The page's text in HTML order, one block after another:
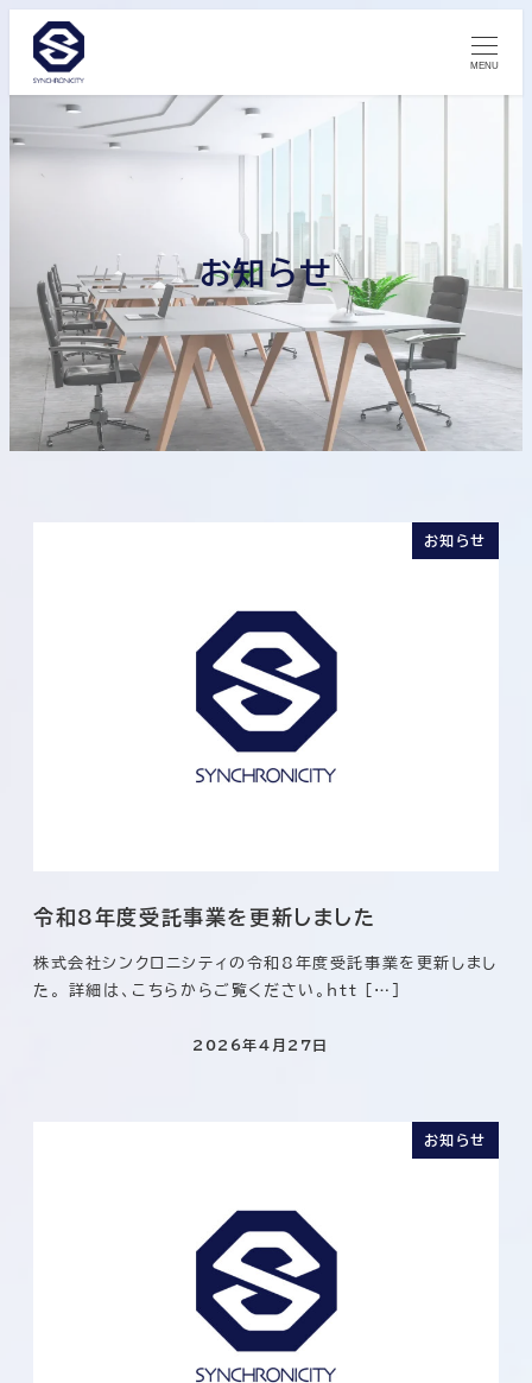
MENU
お知らせ
お知らせ
令和8年度受託事業を更新しました
株式会社シンクロニシティの令和8年度受託事業を更新しまし
た。 詳細は、こちらからご覧ください。htt […]
2026年4月27日
お知らせ